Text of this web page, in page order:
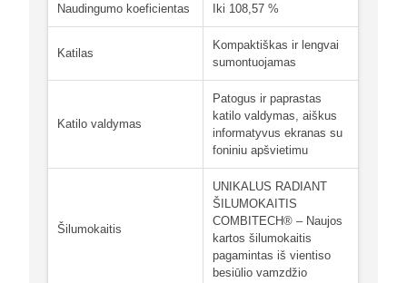
Naudingumo koeficientas Iki 108,57 %
Katilas
Kompaktiškas ir lengvai
sumontuojamas
Katilo valdymas
Patogus ir paprastas
katilo valdymas, aiškus
informatyvus ekranas su
foniniu apšvietimu
Šilumokaitis
UNIKALUS RADIANT
ŠILUMOKAITIS
COMBITECH® – Naujos
kartos šilumokaitis
pagamintas iš vientiso
besiūlio vamzdžio